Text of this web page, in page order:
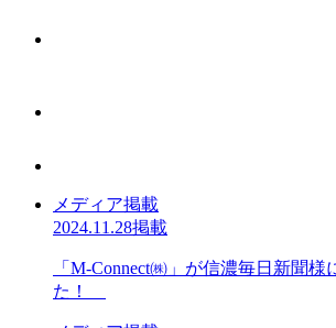
メディア掲載
2024.11.28掲載
「M-Connect㈱」が信濃毎日新聞様
た！